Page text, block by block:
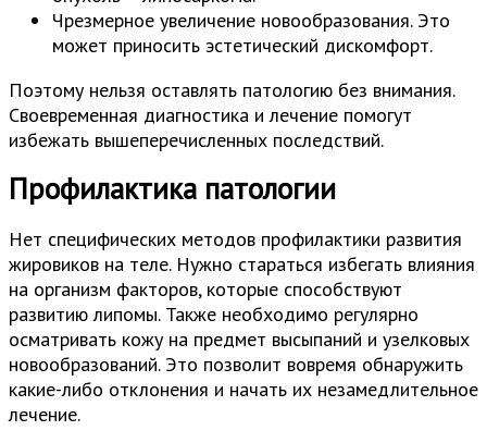
Чрезмерное увеличение новообразования. Это
может приносить эстетический дискомфорт.
Поэтому нельзя оставлять патологию без внимания.
Своевременная диагностика и лечение помогут
избежать вышеперечисленных последствий.
Профилактика патологии
Нет специфических методов профилактики развития
жировиков на теле. Нужно стараться избегать влияния
на организм факторов, которые способствуют
развитию липомы. Также необходимо регулярно
осматривать кожу на предмет высыпаний и узелковых
новообразований. Это позволит вовремя обнаружить
какие-либо отклонения и начать их незамедлительное
лечение.